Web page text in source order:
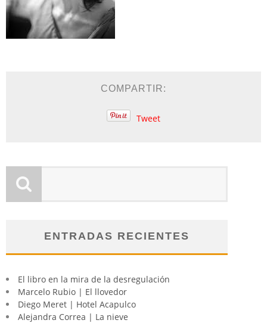
COMPARTIR:
Tweet
ENTRADAS RECIENTES
El libro en la mira de la desregulación
Marcelo Rubio | El llovedor
Diego Meret | Hotel Acapulco
Alejandra Correa | La nieve